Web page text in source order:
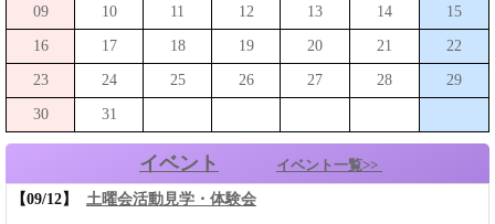
09 10 11 12 13 14 15
16 17 18 19 20 21 22
23 24 25 26 27 28 29
30 31
イベント一覧>>
イベント
【09/12】 土曜会活動見学・体験会